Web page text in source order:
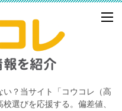
？当サイト「コウコレ（高
選びを応援する。偏差値、